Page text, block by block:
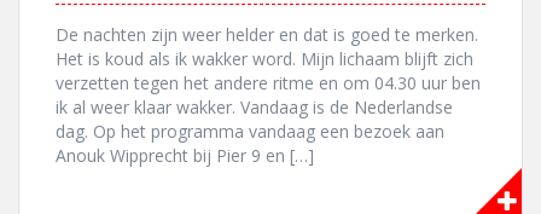
De nachten zijn weer helder en dat is goed te merken.
Het is koud als ik wakker word. Mijn lichaam blijft zich
verzetten tegen het andere ritme en om 04.30 uur ben
ik al weer klaar wakker. Vandaag is de Nederlandse
dag. Op het programma vandaag een bezoek aan
Anouk Wipprecht bij Pier 9 en […]